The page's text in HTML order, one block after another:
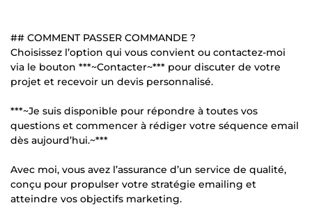
## COMMENT PASSER COMMANDE ?
Choisissez l’option qui vous convient ou contactez-moi
via le bouton ***~Contacter~*** pour discuter de votre
projet et recevoir un devis personnalisé.
***~Je suis disponible pour répondre à toutes vos
questions et commencer à rédiger votre séquence email
dès aujourd’hui.~***
Avec moi, vous avez l’assurance d’un service de qualité,
conçu pour propulser votre stratégie emailing et
atteindre vos objectifs marketing.